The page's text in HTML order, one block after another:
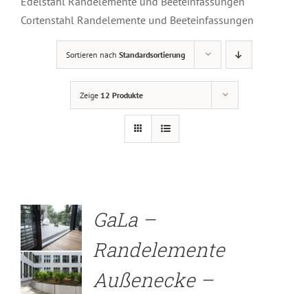
Cortenstahl Randelemente und Beeteinfassungen
Sortieren nach Standardsortierung
Zeige 12 Produkte
GaLa –
Randelemente
Außenecke –